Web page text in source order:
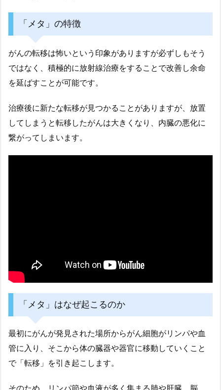
「メタ」の特徴
がんの転移は怖いという印象がありますが必ずしもそう
ではなく、積極的に放射線治療をすることで改善し余命
を延ばすことが可能です。
治療後に新たな転移が見つかることがありますが、放置
してしまうと転移したがんは大きくなり、内臓の悪化に
繋がってしまいます。
「メタ」はなぜ起こるのか
最初にがんが発見された場所からがん細胞がリンパや血
管に入り、そこから体の臓器や器官に移動していくこと
で「転移」を引き起こします。